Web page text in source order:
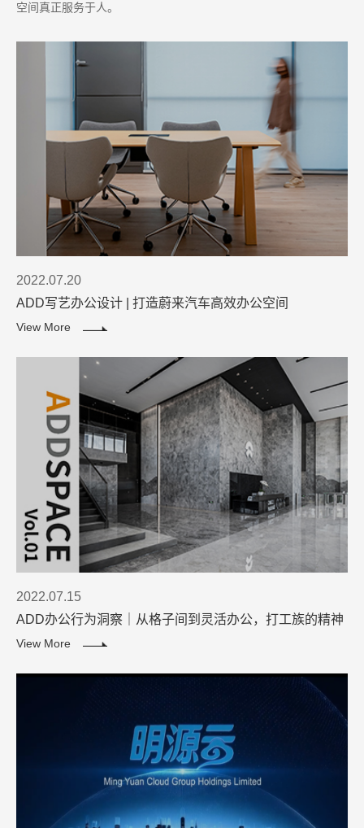
空间真正服务于人。
2022.07.20
ADD写艺办公设计 | 打造蔚来汽车高效办公空间
View More
2022.07.15
ADD办公行为洞察｜从格子间到灵活办公，打工族的精神
解放进程
View More